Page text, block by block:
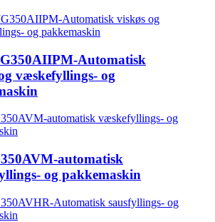
Automatisk
væskefyllings- og
automatisk
og pakkemaskin